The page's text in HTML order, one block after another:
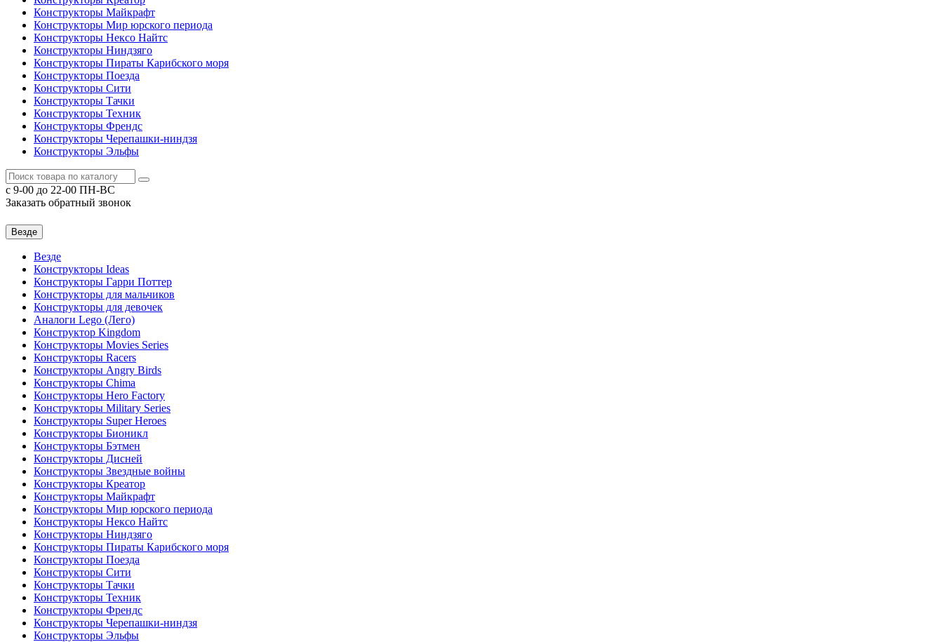
Конструкторы Майкрафт
Конструкторы Мир юрского периода
Конструкторы Нексо Найтс
Конструкторы Ниндзяго
Конструкторы Пираты Карибского моря
Конструкторы Поезда
Конструкторы Сити
Конструкторы Тачки
Конструкторы Техник
Конструкторы Френдс
Конструкторы Черепашки-ниндзя
Конструкторы Эльфы
c 9-00 до 22-00 ПН-ВС
Заказать обратный звонок
Везде
Везде
Конструкторы Ideas
Конструкторы Гарри Поттер
Конструкторы для мальчиков
Конструкторы для девочек
Аналоги Lego (Лего)
Конструктор Kingdom
Конструкторы Movies Series
Конструкторы Racers
Конструкторы Angry Birds
Конструкторы Chima
Конструкторы Hero Factory
Конструкторы Military Series
Конструкторы Super Heroes
Конструкторы Бионикл
Конструкторы Бэтмен
Конструкторы Дисней
Конструкторы Звездные войны
Конструкторы Креатор
Конструкторы Майкрафт
Конструкторы Мир юрского периода
Конструкторы Нексо Найтс
Конструкторы Ниндзяго
Конструкторы Пираты Карибского моря
Конструкторы Поезда
Конструкторы Сити
Конструкторы Тачки
Конструкторы Техник
Конструкторы Френдс
Конструкторы Черепашки-ниндзя
Конструкторы Эльфы